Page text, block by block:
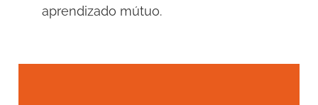
aprendizado mútuo.